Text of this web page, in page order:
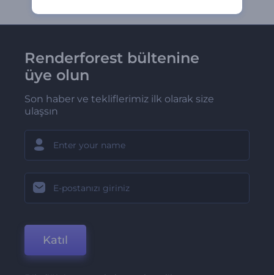
Renderforest bültenine
üye olun
Son haber ve tekliflerimiz ilk olarak size
ulaşsın
Katıl